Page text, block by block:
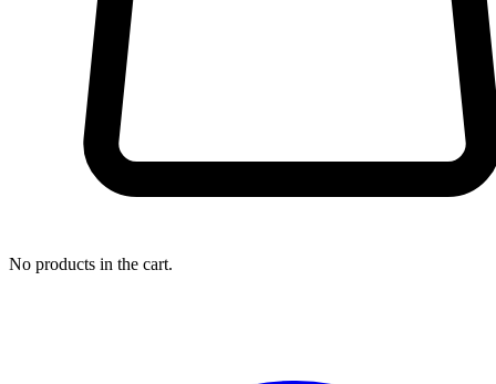
No products in the cart.